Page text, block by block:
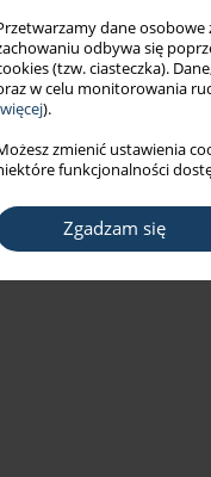
dane
odbywa się
(tzw. ciasteczka).
w celu monitorowania
więcej).
zmienić ustawienia
funkcjonalności
Zgadzam się